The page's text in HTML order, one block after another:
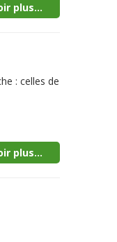
plus...
: celles de
plus...